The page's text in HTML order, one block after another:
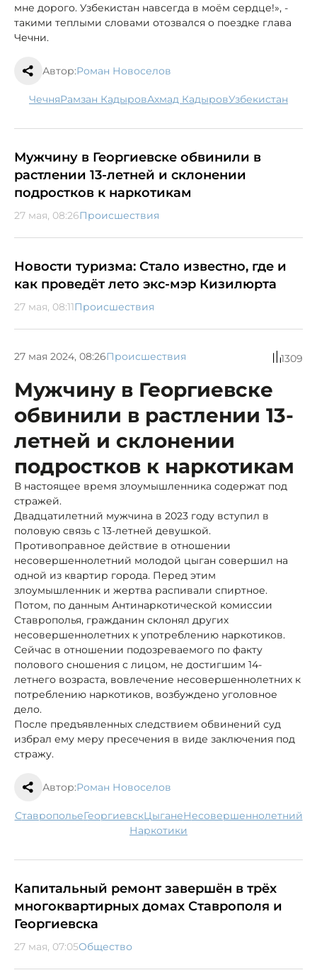
мне дорого. Узбекистан навсегда в моём сердце!», -
такими теплыми словами отозвался о поездке глава
Чечни.
Автор:Роман Новоселов
Чечня Рамзан Кадыров Ахмад Кадыров Узбекистан
Мужчину в Георгиевске обвинили в
растлении 13-летней и склонении
подростков к наркотикам
27 мая, 08:26Происшествия
Новости туризма: Стало известно, где и
как проведёт лето экс-мэр Кизилюрта
27 мая, 08:11Происшествия
27 мая 2024, 08:26Происшествия 1309
Мужчину в Георгиевске
обвинили в растлении 13-
летней и склонении
подростков к наркотикам
В настоящее время злоумышленника содержат под
стражей.
Двадцатилетний мужчина в 2023 году вступил в
половую связь с 13-летней девушкой.
Противоправное действие в отношении
несовершеннолетний молодой цыган совершил на
одной из квартир города. Перед этим
злоумышленник и жертва распивали спиртное.
Потом, по данным Антинаркотической комиссии
Ставрополья, гражданин склонял других
несовершеннолетних к употреблению наркотиков.
Сейчас в отношении подозреваемого по факту
полового сношения с лицом, не достигшим 14-
летнего возраста, вовлечение несовершеннолетних к
потреблению наркотиков, возбуждено уголовное
дело.
После предъявленных следствием обвинений суд
избрал ему меру пресечения в виде заключения под
стражу.
Автор:Роман Новоселов
Ставрополье Георгиевск цыгане
несовершеннолетний
наркотики
Капитальный ремонт завершён в трёх
многоквартирных домах Ставрополя и
Георгиевска
27 мая, 07:05Общество